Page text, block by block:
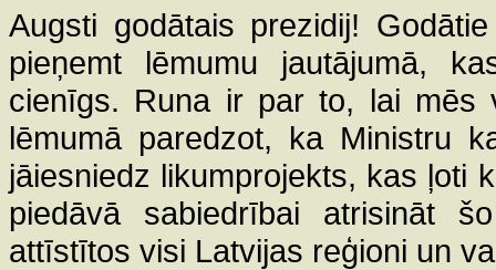
Augsti godātais prezidij!
pieņemt lēmumu jautājumā,
cienīgs. Runa ir par to, lai mēs
lēmumā paredzot, ka Ministru
jāiesniedz likumprojekts, kas ļoti
piedāvā sabiedrībai atrisināt
attīstītos visi Latvijas reģioni un